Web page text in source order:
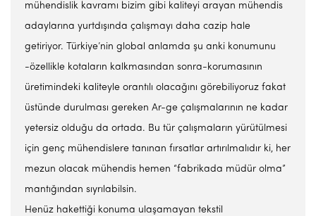
mühendislik kavramı bizim gibi kaliteyi arayan mühendis
adaylarına yurtdışında çalışmayı daha cazip hale
getiriyor. Türkiye’nin global anlamda şu anki konumunu
-özellikle kotaların kalkmasından sonra-korumasının
üretimindeki kaliteyle orantılı olacağını görebiliyoruz fakat
üstünde durulması gereken Ar-ge çalışmalarının ne kadar
yetersiz olduğu da ortada. Bu tür çalışmaların yürütülmesi
için genç mühendislere tanınan fırsatlar artırılmalıdır ki, her
mezun olacak mühendis hemen “fabrikada müdür olma”
mantığından sıyrılabilsin.
Henüz hakettiği konuma ulaşamayan tekstil